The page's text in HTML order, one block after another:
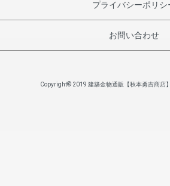
プライバシーポリシ
お問い合わせ
Copyright© 2019 建築金物通販【秋本勇吉商店